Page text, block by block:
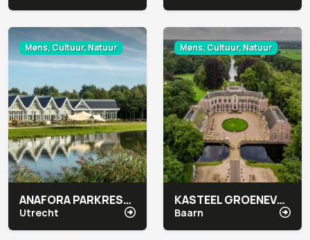
Mens, Cultuur, Natuur
ANAFORA PARKRESTAURANT & EVENTS
Utrecht
Mens, Cultuur, Natuur
KASTEEL GROENEVELD
Baarn